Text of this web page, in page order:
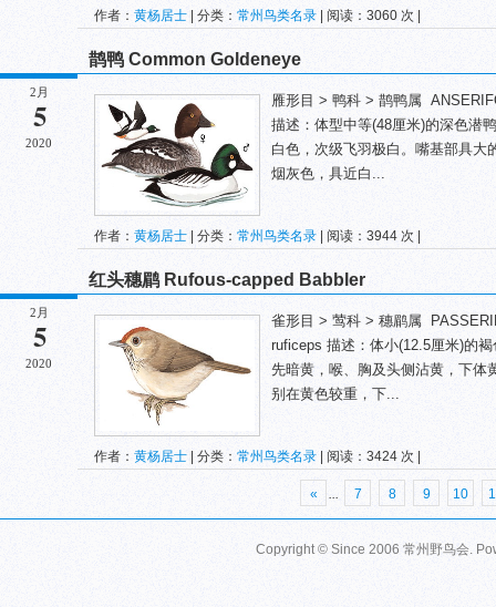
作者： 黄杨居士 | 分类： 常州鸟类名录 | 阅读：3060 次 |
2月
5
2020
鹊鸭 Common Goldeneye
雁形目 > 鸭科 > 鹊鸭属
描述：体型中等(48厘米)的深色潜
白色，次级飞羽极白。嘴基部具大
烟灰色，具近白...
作者： 黄杨居士 | 分类： 常州鸟类名录 | 阅读：3944 次 |
2月
5
2020
红头穗鹛 Rufous-capped Babbler
雀形目 > 莺科 > 穗鹛属
ruficeps 描述：体小(12.5厘米)的
先暗黄，喉、胸及头侧沾黄，下体
别在黄色较重，下...
作者： 黄杨居士 | 分类： 常州鸟类名录 | 阅读：3424 次 |
« ... 7 8 9 10
Copyright © Since 2006 常州野鸟会.